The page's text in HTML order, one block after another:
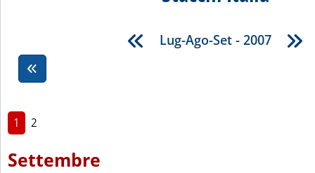
Lug-Ago-Set - 2007
1 2
Settembre